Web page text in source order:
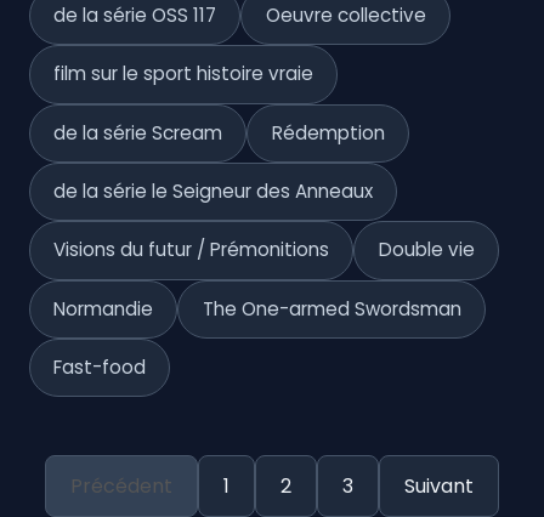
de la série OSS 117 Oeuvre collective
film sur le sport histoire vraie
de la série Scream Rédemption
de la série le Seigneur des Anneaux
Visions du futur / Prémonitions Double vie
Normandie The One-armed Swordsman
Fast-food
Précédent 1 2 3 Suivant